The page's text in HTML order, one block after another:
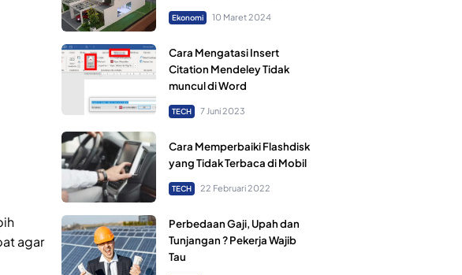
agar
Ekonomi 10 Maret 2024
Cara Mengatasi Insert
Citation Mendeley Tidak
muncul di Word
TECH 7 Juni 2023
Cara Memperbaiki Flashdisk
yang Tidak Terbaca di Mobil
TECH 22 Februari 2022
Perbedaan Gaji, Upah dan
Tunjangan ? Pekerja Wajib
Tau